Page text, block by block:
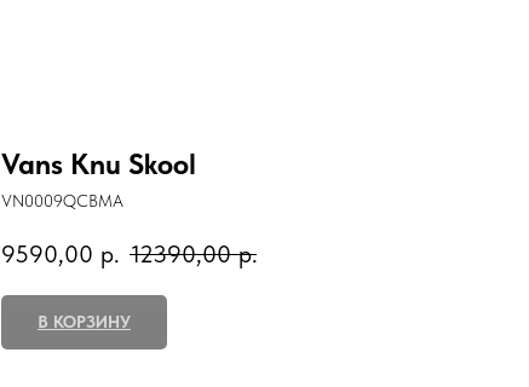
Vans Knu Skool
VN0009QCBMA
9590,00 р. 12390,00 р.
В КОРЗИНУ